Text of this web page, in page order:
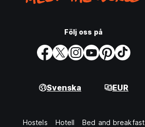
Följ oss på
Svenska EUR
Hostels Hotell Bed and breakfast